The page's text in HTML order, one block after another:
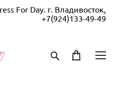
For Day. г. Владивосток,
+7(924)133-49-49